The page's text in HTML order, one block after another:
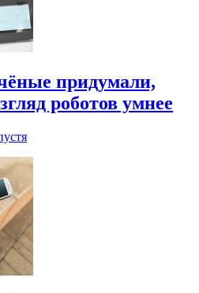
придумали,
роботов умнее